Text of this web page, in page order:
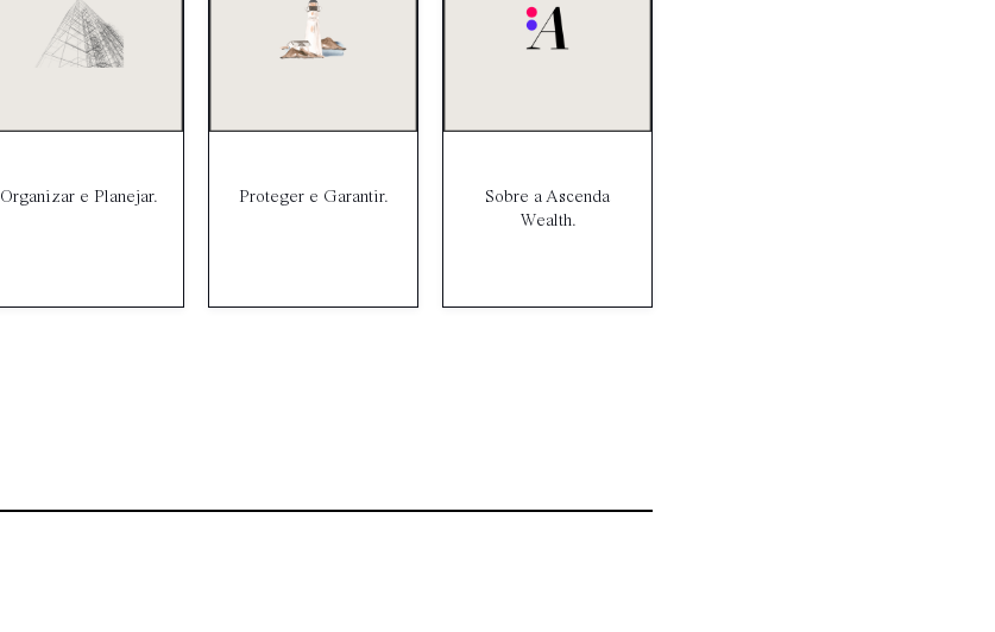
Organizar e Planejar. Proteger e Garantir.
Sobre a Ascenda
Wealth.